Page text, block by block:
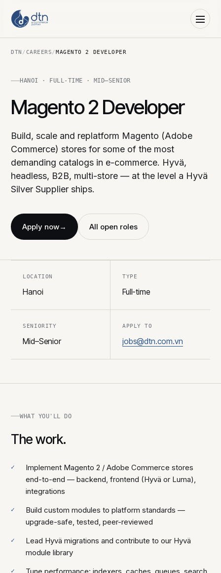
DTN /CAREERS/MAGENTO 2 DEVELOPER
HANOI · FULL-TIME · MID–SENIOR
Magento 2 Developer
Build, scale and replatform Magento (Adobe
Commerce) stores for some of the most
demanding catalogs in e-commerce. Hyvä,
headless, B2B, multi-store — at the level a Hyvä
Silver Supplier ships.
Apply now→ All open roles
LOCATION
Hanoi
TYPE
Full-time
SENIORITY
Mid–Senior
APPLY TO
jobs@dtn.com.vn
WHAT YOU'LL DO
The work.
Implement Magento 2 / Adobe Commerce stores
end-to-end — backend, frontend (Hyvä or Luma),
integrations
Build custom modules to platform standards —
upgrade-safe, tested, peer-reviewed
Lead Hyvä migrations and contribute to our Hyvä
module library
Tune performance: indexers, caches, queues, search,